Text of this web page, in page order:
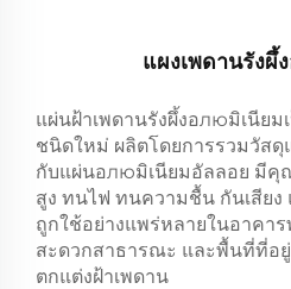
แผงเพดานรังผึ้
แผ่นฝ้าเพดานรังผึ้งอлюมิเนีย
ชนิดใหม่ ผลิตโดยการรวมวัสดุ
กับแผ่นอлюมิเนียมอัลลอย มีคุ
สูง ทนไฟ ทนความชื้น กันเสีย
ถูกใช้อย่างแพร่หลายในอาคา
สะดวกสาธารณะ และพื้นที่ที่อ
ตกแต่งฝ้าเพดาน